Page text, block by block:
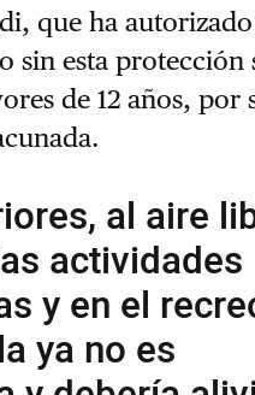
que ha
sin esta protección
de 12 años, por
al aire
actividades
y en el
ya no es